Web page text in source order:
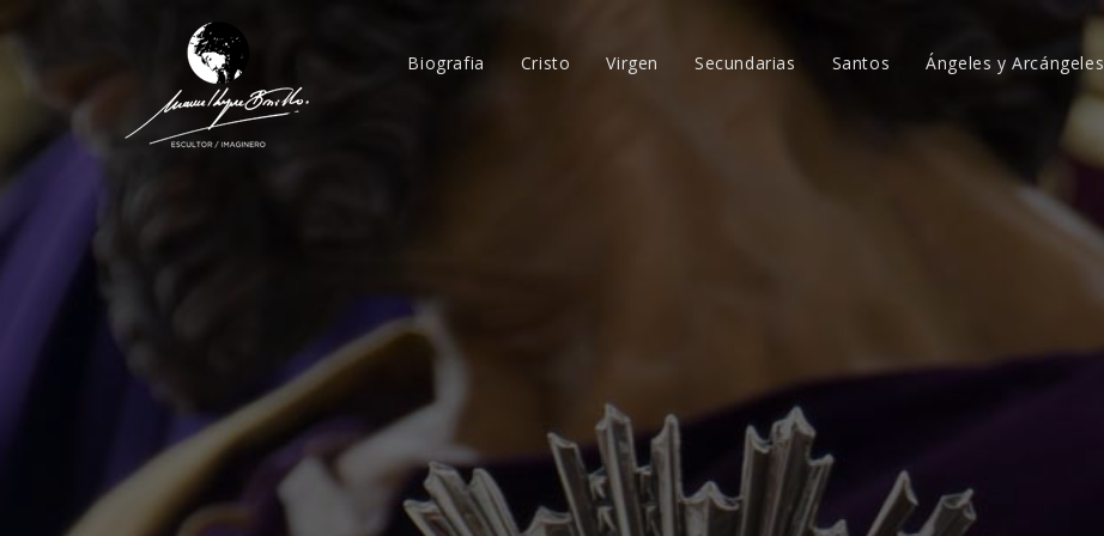
Biografia Cristo Virgen Secundarias Santos Ángeles y Arcángeles